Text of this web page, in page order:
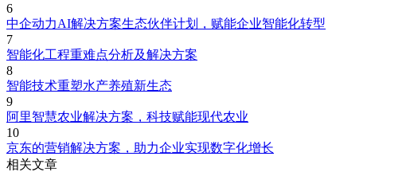
6
中企动力AI解决方案生态伙伴计划，赋能企业智能化转型
7
智能化工程重难点分析及解决方案
8
智能技术重塑水产养殖新生态
9
阿里智慧农业解决方案，科技赋能现代农业
10
京东的营销解决方案，助力企业实现数字化增长
相关文章